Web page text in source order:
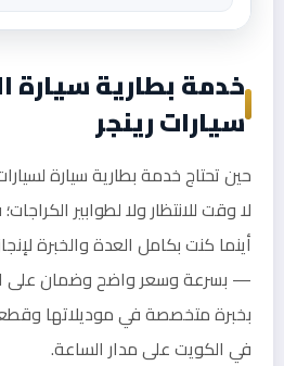
خدمة بطارية سيارة
سيارات رينجر
حين تحتاج خدمة بطارية سيارة
لا وقت للانتظار ولا لطوابير
أينما كنت بكامل العدة والخبرة
— بسرعة وسعر واضح وضمان على
بخبرة متخصصة في موديلاتها
في الكويت على مدار الساعة.